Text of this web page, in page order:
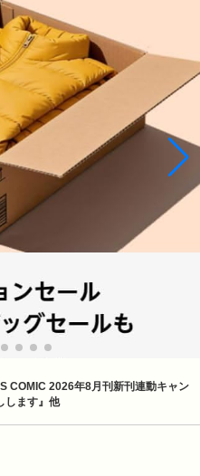
COMIC 2026年8月刊新刊連動キャン
します』他